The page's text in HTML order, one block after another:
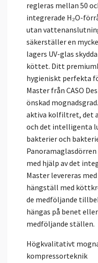
regleras mellan 50
integrerade H₂O-
utan
säkerställer en
lagers UV-glas
köttet. Ditt
hygieniskt perfekta
Master från CASO
önskad
aktiva kolfiltret, det
och det intelligenta
bakterier och
Panoramaglasdörren
med hjälp av det
Master levereras
hängställ med
de medföljande
hängas på benet
medföljande ställen.
Högkvalitativt
kompressorteknik